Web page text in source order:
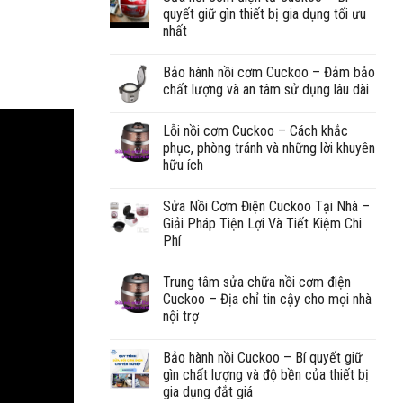
quyết giữ gìn thiết bị gia dụng tối ưu
nhất
Bảo hành nồi cơm Cuckoo – Đảm bảo
chất lượng và an tâm sử dụng lâu dài
Lỗi nồi cơm Cuckoo – Cách khắc
phục, phòng tránh và những lời khuyên
hữu ích
Sửa Nồi Cơm Điện Cuckoo Tại Nhà –
Giải Pháp Tiện Lợi Và Tiết Kiệm Chi
Phí
Trung tâm sửa chữa nồi cơm điện
Cuckoo – Địa chỉ tin cậy cho mọi nhà
nội trợ
Bảo hành nồi Cuckoo – Bí quyết giữ
gìn chất lượng và độ bền của thiết bị
gia dụng đắt giá